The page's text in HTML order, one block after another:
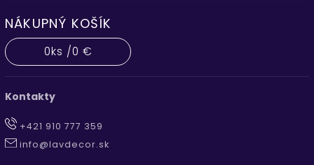
NÁKUPNÝ KOŠÍK
0ks /0 €
Kontakty
+421 910 777 359
info@lavdecor.sk